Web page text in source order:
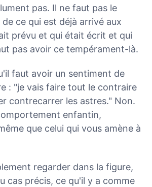
pas. Il ne faut pas le
ce qui est déjà arrivé aux
prévu et qui était écrit et qui
pas avoir ce tempérament-là.
faut avoir un sentiment de
: "je vais faire tout le contraire
contrecarrer les astres." Non.
enfantin,
que celui qui vous amène à
regarder dans la figure,
cas précis, ce qu'il y a comme